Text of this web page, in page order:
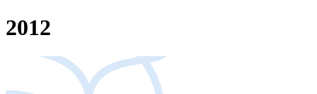
2012